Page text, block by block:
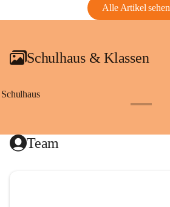
Alle Artikel sehen
Schulhaus & Klassen
Schulhaus
Team